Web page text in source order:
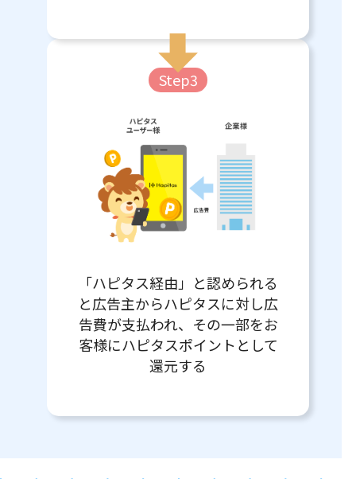
Step3
「ハピタス経由」と認められる
と広告主からハピタスに対し広
告費が支払われ、その一部をお
客様にハピタスポイントとして
還元する